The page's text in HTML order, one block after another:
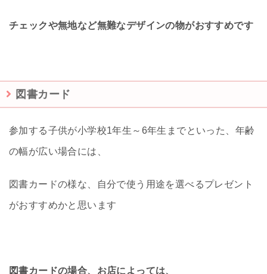
チェックや無地など無難なデザインの物がおすすめです
図書カード
参加する子供が小学校1年生～6年生までといった、年齢
の幅が広い場合には、
図書カードの様な、自分で使う用途を選べるプレゼント
がおすすめかと思います
図書カードの場合、お店によっては、